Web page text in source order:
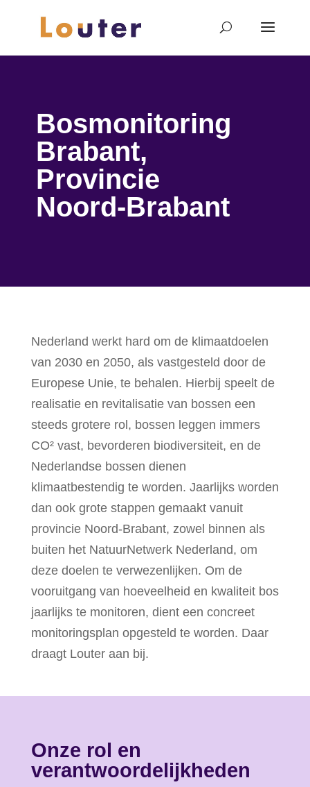
Bosmonitoring
Brabant,
Provincie
Noord-Brabant
Nederland werkt hard om de klimaatdoelen
van 2030 en 2050, als vastgesteld door de
Europese Unie, te behalen. Hierbij speelt de
realisatie en revitalisatie van bossen een
steeds grotere rol, bossen leggen immers
CO² vast, bevorderen biodiversiteit, en de
Nederlandse bossen dienen
klimaatbestendig te worden. Jaarlijks worden
dan ook grote stappen gemaakt vanuit
provincie Noord-Brabant, zowel binnen als
buiten het NatuurNetwerk Nederland, om
deze doelen te verwezenlijken. Om de
vooruitgang van hoeveelheid en kwaliteit bos
jaarlijks te monitoren, dient een concreet
monitoringsplan opgesteld te worden. Daar
draagt Louter aan bij.
Onze rol en
verantwoordelijkheden